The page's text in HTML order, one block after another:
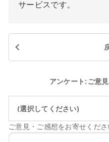
サービスです。
アンケート:ご意
(選択してください)
ご意見・ご感想をお寄せくださ